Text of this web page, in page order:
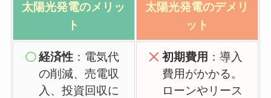
太陽光発電のメリッ
ト
太陽光発電のデメリ
ット
経済性 ：電気代
の削減、売電収
入、投資回収に
初期費用 ：導入
費用がかかる。
ローンやリース